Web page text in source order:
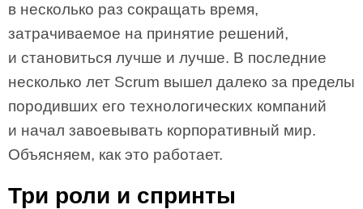
в несколько раз сокращать время,
затрачиваемое на принятие решений,
и становиться лучше и лучше. В последние
несколько лет Scrum вышел далеко за пределы
породивших его технологических компаний
и начал завоевывать корпоративный мир.
Объясняем, как это работает.
Три роли и спринты